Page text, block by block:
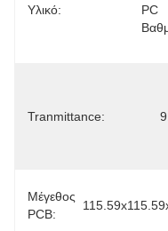
Υλικό:
PC
Tranmittance:
Μέγεθος
PCB: